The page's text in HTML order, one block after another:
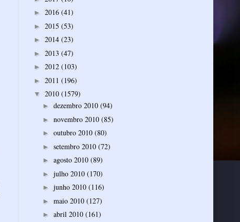
► 2016 (41)
► 2015 (53)
► 2014 (23)
► 2013 (47)
► 2012 (103)
► 2011 (196)
▼ 2010 (1579)
► dezembro 2010 (94)
► novembro 2010 (85)
► outubro 2010 (80)
► setembro 2010 (72)
► agosto 2010 (89)
► julho 2010 (170)
► junho 2010 (116)
► maio 2010 (127)
► abril 2010 (161)